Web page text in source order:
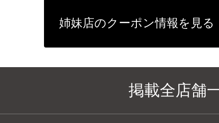
姉妹店のクーポン情報を見る
掲載全店舗